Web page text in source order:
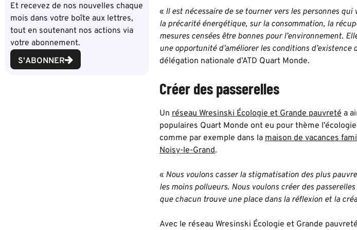
Et recevez de nos nouvelles chaque
mois dans votre boîte aux lettres,
tout en soutenant nos actions via
votre abonnement.
S'ABONNER
« Il est nécessaire de se tourner vers les personnes
la précarité énergétique, sur la consommation, la
mesures censées être bonnes pour l’environnement.
une opportunité d’améliorer les conditions d’existence
délégation nationale d’ATD Quart Monde.
Créer des passerelles
Un réseau Wresinski Écologie et Grande pauvreté a
populaires Quart Monde ont eu pour thème
comme par exemple dans la maison de vacances
Noisy-le-Grand.
« Nous voulons casser la stigmatisation des plus
les moins pollueurs. Nous voulons créer des
que chacun trouve une place dans la réflexion et la
Avec le réseau Wresinski Écologie et Grande